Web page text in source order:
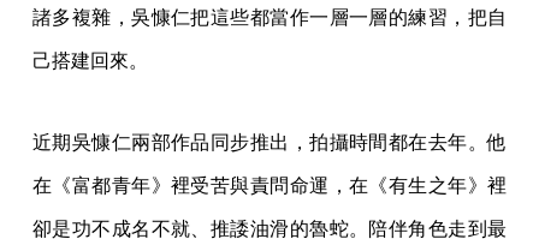
諸多複雜，吳慷仁把這些都當作一層一層的練習，把自
己搭建回來。
近期吳慷仁兩部作品同步推出，拍攝時間都在去年。他
在《富都青年》裡受苦與責問命運，在《有生之年》裡
卻是功不成名不就、推諉油滑的魯蛇。陪伴角色走到最